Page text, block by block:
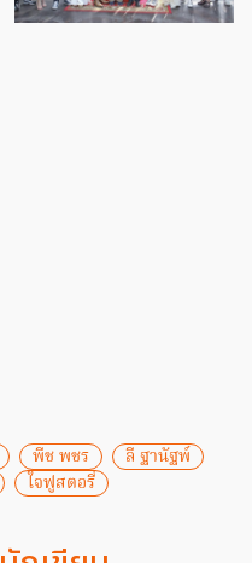
พีช พชร
ลี ฐานัฐพ์
ใจฟูสตอรี่